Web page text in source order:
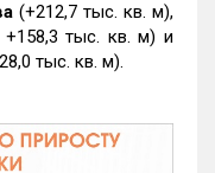
(+212,7 тыс. кв. м),
+158,3 тыс. кв. м) и
тыс. кв. м).